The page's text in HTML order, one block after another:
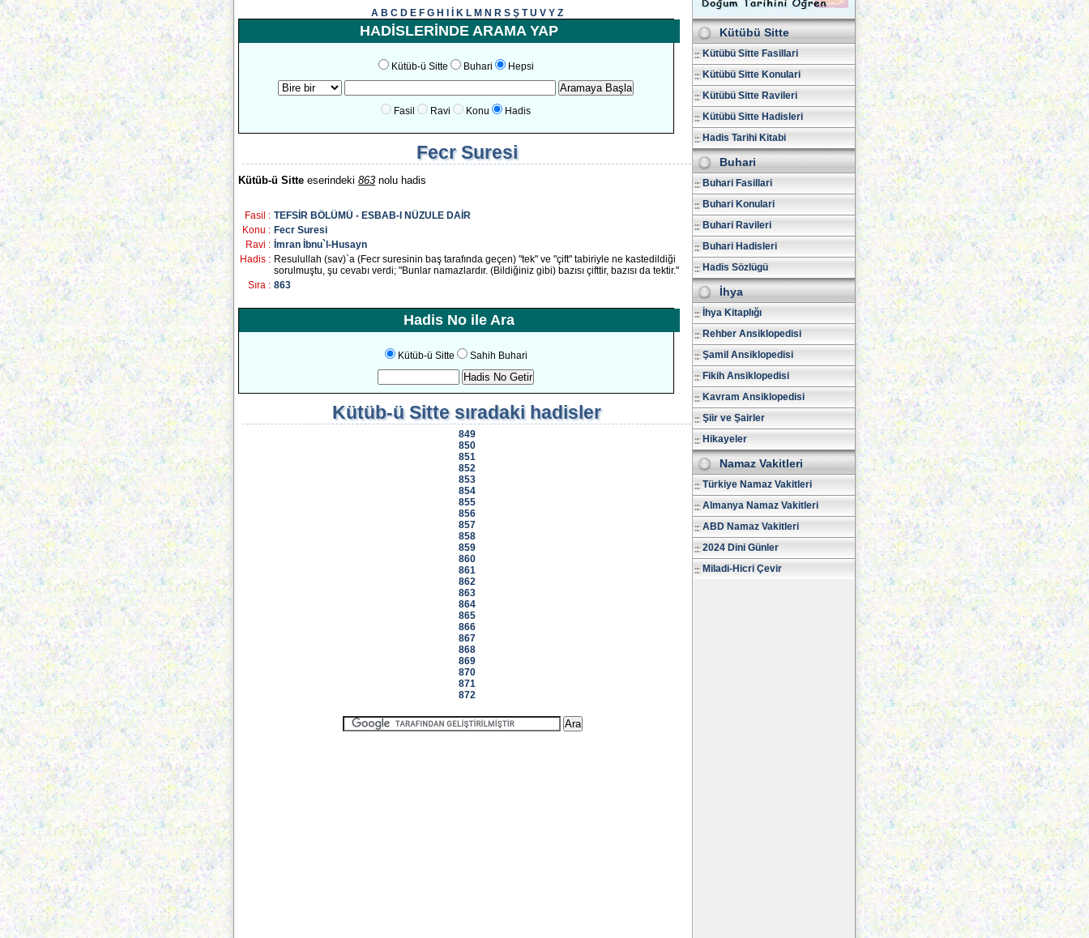
A B C D E F G H K L M N R S Ş T U V Y Z
HADİSLERİNDE ARAMA YAP
Kütüb-ü Sitte Buhari Hepsi
Fasil Ravi Konu Hadis
Fecr Suresi
Kütüb-ü Sitte eserindeki 863 nolu hadis
Fasil : TEFSİR BÖLÜMÜ - ESBAB-I NÜZULE DAİR
Konu : Fecr Suresi
Ravi : İmran İbnu`l-Husayn
Hadis : Resulullah (sav)`a (Fecr suresinin baş tarafında geçen) "tek" ve "çift" tabiriyle ne kastedildiği
sorulmuştu, şu cevabı verdi; "Bunlar namazlardır. (Bildiğiniz gibi) bazısı çifttir, bazısı da tektir."
Sıra : 863
Hadis No ile Ara
Kütüb-ü Sitte Sahih Buhari
Kütüb-ü Sittesıradaki hadisler
849
850
851
852
853
854
855
856
857
858
859
860
861
862
863
864
865
866
867
868
869
870
871
872
Kütübü Sitte
Kütübü Sitte Fasillari
Kütübü Sitte Konulari
Kütübü Sitte Ravileri
Kütübü Sitte Hadisleri
Hadis Tarihi Kitabi
Buhari
Buhari Fasillari
Buhari Konulari
Buhari Ravileri
Buhari Hadisleri
Hadis Sözlügü
İhya
İhya Kitaplığı
Rehber Ansiklopedisi
Şamil Ansiklopedisi
Fikih Ansiklopedisi
Kavram Ansiklopedisi
Şiir ve Şairler
Hikayeler
Namaz Vakitleri
Türkiye Namaz Vakitleri
Almanya Namaz Vakitleri
ABD Namaz Vakitleri
2024 Dini Günler
Miladi-Hicri Çevir